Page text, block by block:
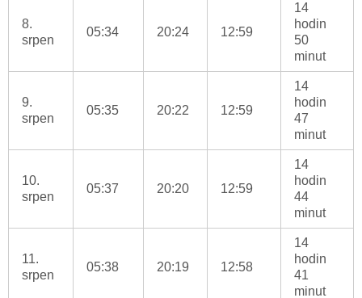
8.
srpen
05:34 20:24 12:59
14
hodin
50
minut
9.
srpen
05:35 20:22 12:59
14
hodin
47
minut
10.
srpen
05:37 20:20 12:59
14
hodin
44
minut
11.
srpen
05:38 20:19 12:58
14
hodin
41
minut